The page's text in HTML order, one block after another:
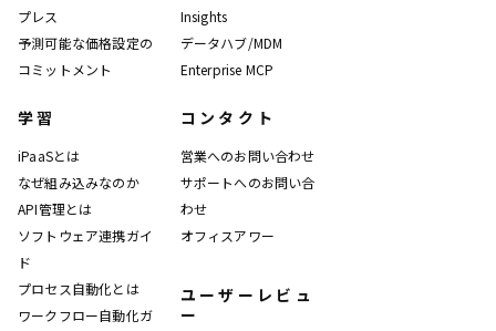
プレス
予測可能な価格設定の
コミットメント
Insights
データハブ/MDM
Enterprise MCP
学習
iPaaSとは
なぜ組み込みなのか
API管理とは
ソフトウェア連携ガイ
ド
プロセス自動化とは
ワークフロー自動化ガ
コンタクト
営業へのお問い合わせ
サポートへのお問い合
わせ
オフィスアワー
ユーザーレビュ
ー